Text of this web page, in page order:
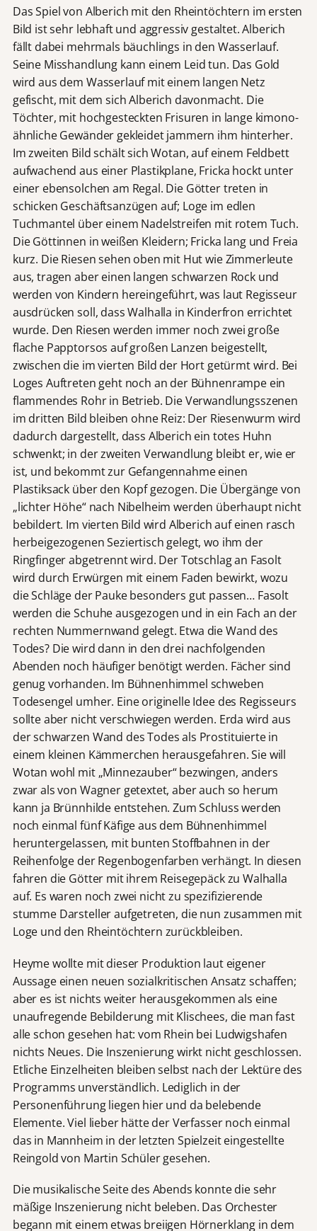
Das Spiel von Alberich mit den Rheintöchtern im ersten
Bild ist sehr lebhaft und aggressiv gestaltet. Alberich
fällt dabei mehrmals bäuchlings in den Wasserlauf.
Seine Misshandlung kann einem Leid tun. Das Gold
wird aus dem Wasserlauf mit einem langen Netz
gefischt, mit dem sich Alberich davonmacht. Die
Töchter, mit hochgesteckten Frisuren in lange kimono-
ähnliche Gewänder gekleidet jammern ihm hinterher.
Im zweiten Bild schält sich Wotan, auf einem Feldbett
aufwachend aus einer Plastikplane, Fricka hockt unter
einer ebensolchen am Regal. Die Götter treten in
schicken Geschäftsanzügen auf; Loge im edlen
Tuchmantel über einem Nadelstreifen mit rotem Tuch.
Die Göttinnen in weißen Kleidern; Fricka lang und Freia
kurz. Die Riesen sehen oben mit Hut wie Zimmerleute
aus, tragen aber einen langen schwarzen Rock und
werden von Kindern hereingeführt, was laut Regisseur
ausdrücken soll, dass Walhalla in Kinderfron errichtet
wurde. Den Riesen werden immer noch zwei große
flache Papptorsos auf großen Lanzen beigestellt,
zwischen die im vierten Bild der Hort getürmt wird. Bei
Loges Auftreten geht noch an der Bühnenrampe ein
flammendes Rohr in Betrieb. Die Verwandlungsszenen
im dritten Bild bleiben ohne Reiz: Der Riesenwurm wird
dadurch dargestellt, dass Alberich ein totes Huhn
schwenkt; in der zweiten Verwandlung bleibt er, wie er
ist, und bekommt zur Gefangennahme einen
Plastiksack über den Kopf gezogen. Die Übergänge von
„lichter Höhe“ nach Nibelheim werden überhaupt nicht
bebildert. Im vierten Bild wird Alberich auf einen rasch
herbeigezogenen Seziertisch gelegt, wo ihm der
Ringfinger abgetrennt wird. Der Totschlag an Fasolt
wird durch Erwürgen mit einem Faden bewirkt, wozu
die Schläge der Pauke besonders gut passen… Fasolt
werden die Schuhe ausgezogen und in ein Fach an der
rechten Nummernwand gelegt. Etwa die Wand des
Todes? Die wird dann in den drei nachfolgenden
Abenden noch häufiger benötigt werden. Fächer sind
genug vorhanden. Im Bühnenhimmel schweben
Todesengel umher. Eine originelle Idee des Regisseurs
sollte aber nicht verschwiegen werden. Erda wird aus
der schwarzen Wand des Todes als Prostituierte in
einem kleinen Kämmerchen herausgefahren. Sie will
Wotan wohl mit „Minnezauber“ bezwingen, anders
zwar als von Wagner getextet, aber auch so herum
kann ja Brünnhilde entstehen. Zum Schluss werden
noch einmal fünf Käfige aus dem Bühnenhimmel
heruntergelassen, mit bunten Stoffbahnen in der
Reihenfolge der Regenbogenfarben verhängt. In diesen
fahren die Götter mit ihrem Reisegepäck zu Walhalla
auf. Es waren noch zwei nicht zu spezifizierende
stumme Darsteller aufgetreten, die nun zusammen mit
Loge und den Rheintöchtern zurückbleiben.
Heyme wollte mit dieser Produktion laut eigener
Aussage einen neuen sozialkritischen Ansatz schaffen;
aber es ist nichts weiter herausgekommen als eine
unaufregende Bebilderung mit Klischees, die man fast
alle schon gesehen hat: vom Rhein bei Ludwigshafen
nichts Neues. Die Inszenierung wirkt nicht geschlossen.
Etliche Einzelheiten bleiben selbst nach der Lektüre des
Programms unverständlich. Lediglich in der
Personenführung liegen hier und da belebende
Elemente. Viel lieber hätte der Verfasser noch einmal
das in Mannheim in der letzten Spielzeit eingestellte
Reingold von Martin Schüler gesehen.
Die musikalische Seite des Abends konnte die sehr
mäßige Inszenierung nicht beleben. Das Orchester
begann mit einem etwas breiigen Hörnerklang in dem